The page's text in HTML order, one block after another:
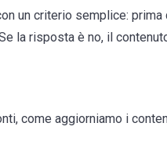
un criterio semplice:
la risposta è no, il
come aggiorniamo i